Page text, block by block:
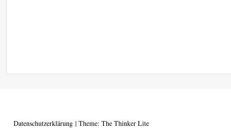
Datenschutzerklärung | Theme: The Thinker Lite